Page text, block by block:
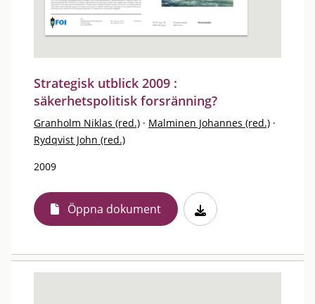
Strategisk utblick 2009 :
säkerhetspolitisk forsränning?
Granholm Niklas (red.) · Malminen Johannes (red.) ·
Rydqvist John (red.)
2009
Öppna dokument